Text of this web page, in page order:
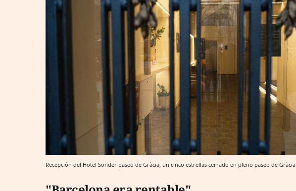
Recepción del Hotel Sonder paseo de Gràcia, un cinco estrellas cerrado en pleno paseo de Gràcia